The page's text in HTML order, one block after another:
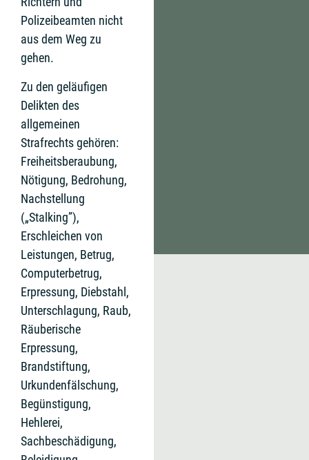
Polizeibeamten nicht
aus dem Weg zu
gehen.
Zu den geläufigen
Delikten des
allgemeinen
Strafrechts gehören:
Freiheitsberaubung,
Nötigung, Bedrohung,
Nachstellung
(„Stalking”),
Erschleichen von
Leistungen, Betrug,
Computerbetrug,
Erpressung, Diebstahl,
Unterschlagung, Raub,
Räuberische
Erpressung,
Brandstiftung,
Urkundenfälschung,
Begünstigung,
Hehlerei,
Sachbeschädigung,